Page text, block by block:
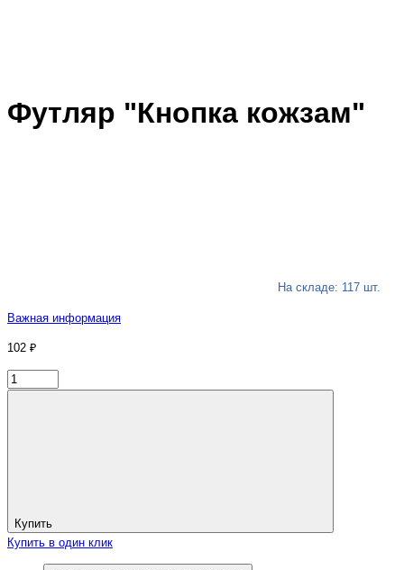
Футляр "Кнопка кожзам"
На складе: 117 шт.
Важная информация
102 ₽
Купить
Купить в один клик